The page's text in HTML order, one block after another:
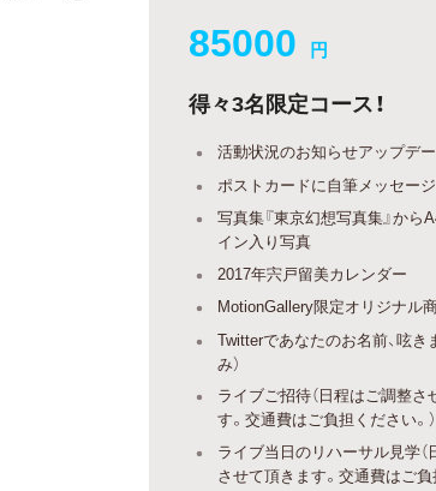
85000 円
得々3名限定コース！
活動状況のお知らせアップデ
ポストカードに自筆メッセージ
写真集『東京幻想写真集』から
イン入り写真
2017年宍戸留美カレンダー
MotionGallery限定オリジナル
Twitterであなたのお名前、呟き
み）
ライブご招待（日程はご調整さ
す。交通費はご負担ください。）
ライブ当日のリハーサル見学
させて頂きます。交通費はご負